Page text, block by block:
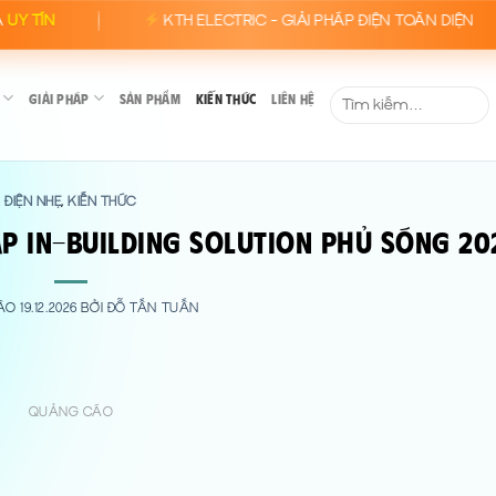
KTH ELECTRIC - GIẢI PHÁP ĐIỆN TOÀN DIỆN
GIẢI PHÁP SẢN PHẨM KIẾN THỨC LIÊN HỆ
Tìm
ĐIỆN NHẸ, KIẾN THỨC
In-Building Solution Phủ Sóng
19.12.2026 BỞI ĐỖ TẤN TUẤN
QUẢNG CÁO